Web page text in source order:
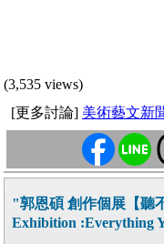
(3,535 views)
[更多討論] 美術藝文新
"郭恩碩 創作個展【聽
Exhibition :Everything